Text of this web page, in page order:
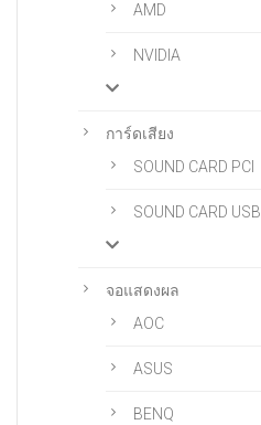
AMD
NVIDIA
การ์ดเสียง
SOUND CARD PCI
SOUND CARD USB
จอแสดงผล
AOC
ASUS
BENQ